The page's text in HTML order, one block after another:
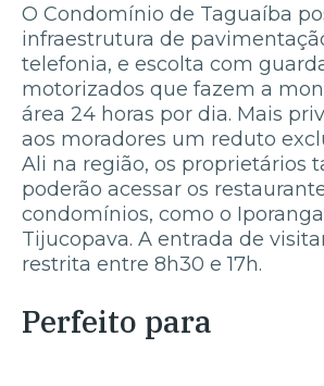
O Condomínio de Taguaíba
infraestrutura de
telefonia, e escolta com
motorizados que fazem a
área 24 horas por dia. Mais
aos moradores um reduto
Ali na região, os proprietários
poderão acessar os
condomínios, como o
Tijucopava. A entrada de
restrita entre 8h30 e 17h.
Perfeito para